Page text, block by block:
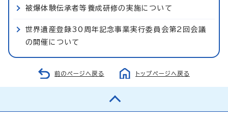
被爆体験伝承者等養成研修の実施について
世界遺産登録30周年記念事業実行委員会第2回会議
の開催について
前のページへ戻る トップページへ戻る